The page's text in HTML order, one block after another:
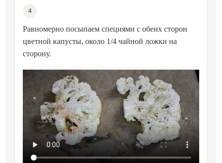
4
Равномерно посыпаем специями с обеих сторон
цветной капусты, около 1/4 чайной ложки на
сторону.